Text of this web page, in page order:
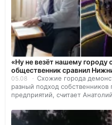
«Ну не везёт нашему городу
общественник сравнил
05.08
Схожие города
разный подход собственников
предприятий, считает